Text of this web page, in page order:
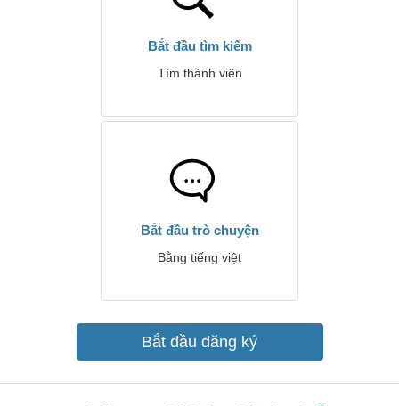
Bắt đầu tìm kiếm
Tìm thành viên
Bắt đầu trò chuyện
Bằng tiếng việt
Bắt đầu đăng ký